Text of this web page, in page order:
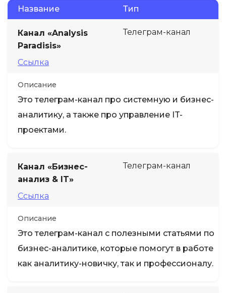
Название Тип
Канал «Analysis
Paradisis»
Ссылка
Телеграм-канал
Описание
Это телеграм-канал про системную и бизнес-
аналитику, а также про управление IT-
проектами.
Канал «Бизнес-
анализ & IT»
Ссылка
Телеграм-канал
Описание
Это телеграм-канал с полезными статьями по
бизнес-аналитике, которые помогут в работе
как аналитику-новичку, так и профессионалу.